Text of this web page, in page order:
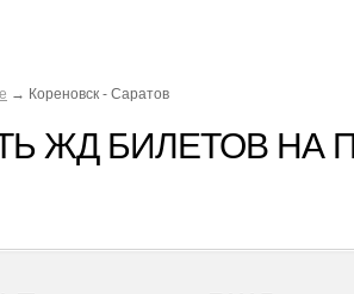
→ Кореновск - Саратов
ЖД БИЛЕТОВ НА